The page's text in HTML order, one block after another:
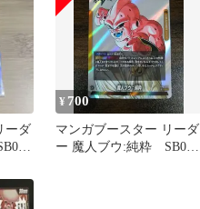
ーダ
¥ 700
マンガブースター リーダ
ー 魔人ブウ:純粋 SB01-